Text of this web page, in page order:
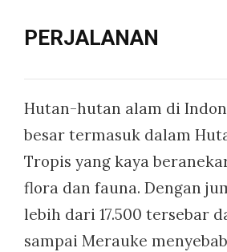
PERJALANAN
Hutan-hutan alam di
besar termasuk dalam
Tropis yang kaya
flora dan fauna. Dengan
lebih dari 17.500 tersebar
sampai Merauke